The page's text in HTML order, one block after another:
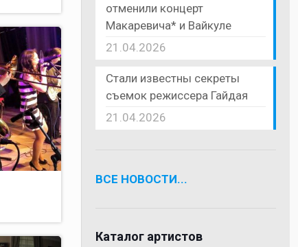
отменили концерт
Макаревича* и Вайкуле
21.04.2026
Стали известны секреты
съемок режиссера Гайдая
21.04.2026
ВСЕ НОВОСТИ...
Каталог артистов